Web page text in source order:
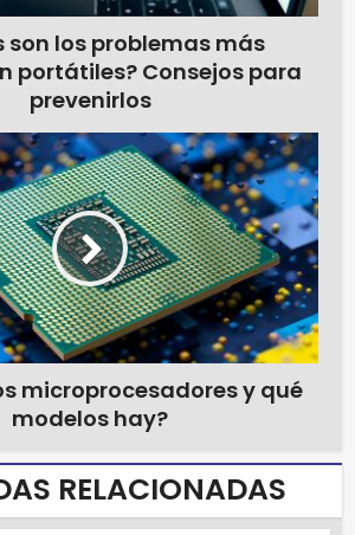
son los problemas más
portátiles? Consejos para
prevenirlos
microprocesadores y qué
modelos hay?
RELACIONADAS